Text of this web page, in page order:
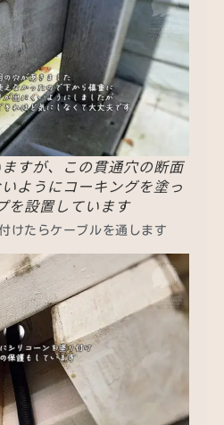
すが、この貫通穴の断面
ようにコーキングを塗っ
を設置しています
けたらケーブルを通します